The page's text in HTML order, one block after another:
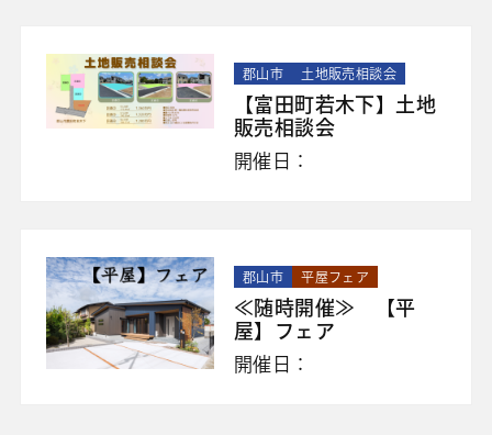
郡山市 土地販売相談会
【富田町若木下】土地
販売相談会
開催日：
郡山市 平屋フェア
≪随時開催≫ 【平
屋】フェア
開催日：